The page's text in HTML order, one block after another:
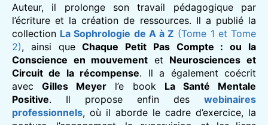
Auteur, il prolonge son travail pédagogique par
l’écriture et la création de ressources. Il a publié la
collection La Sophrologie de A à Z (Tome 1 et Tome
2), ainsi queChaque Petit Pas Compte : ou la
Conscience en mouvement et Neurosciences et
Circuit de la récompense. Il a également coécrit
avecGilles Meyer l’e book La Santé Mentale
Positive. Il propose enfin des webinaires
professionnels, où il aborde le cadre d’exercice, la